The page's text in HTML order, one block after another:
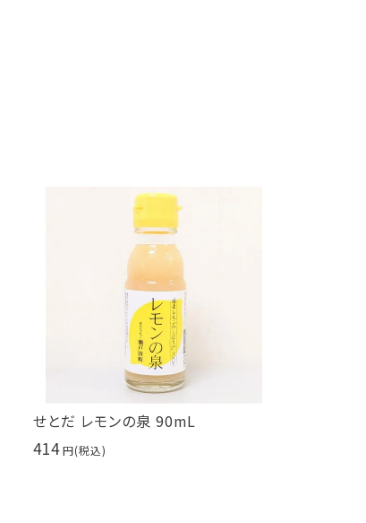
せとだ レモンの泉 90mL
414